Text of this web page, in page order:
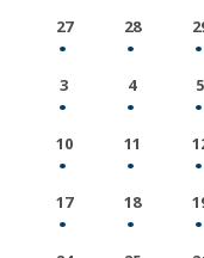
27 28
3 4 5
10 11
17 18